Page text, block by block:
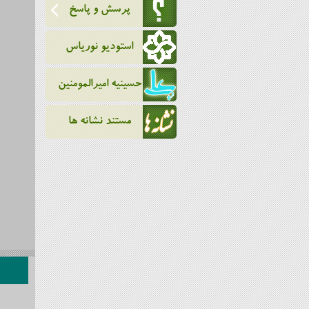
پرسش و پاسخ
استودیو نوریاس
حسینیه امیرالمومنین
مستند نشانه ها